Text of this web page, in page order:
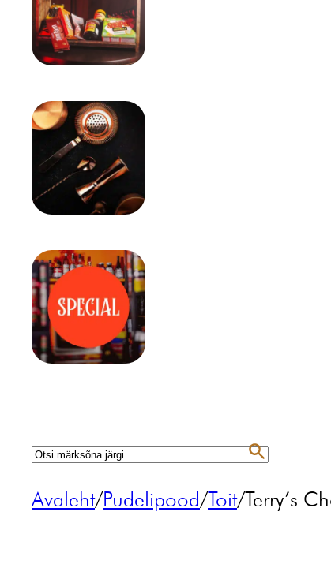
Avaleht/Pudelipood/Toit/Terry’s